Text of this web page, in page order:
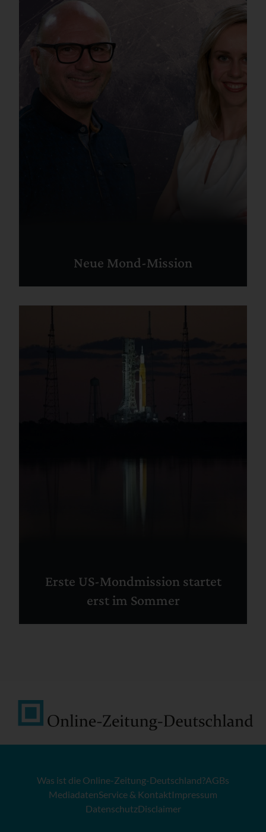
Neue Mond-Mission
Erste US-Mondmission startet
erst im Sommer
Was ist die Online-Zeitung-Deutschland?AGBs
MediadatenService & KontaktImpressum
DatenschutzDisclaimer